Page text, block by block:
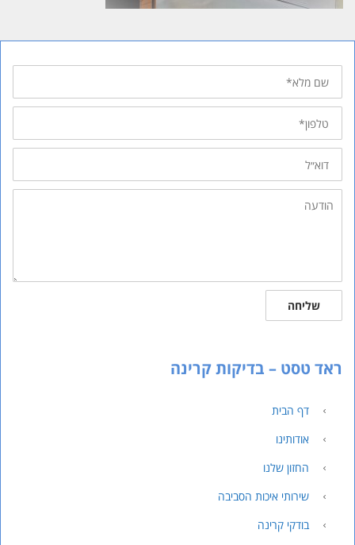
שם
מלא
טלפון
דוא״ל
הודעה
שליחה
ראד טסט – בדיקות קרינה
דף הבית
אודותינו
החזון שלנו
שירותי איכות הסביבה
בודקי קרינה